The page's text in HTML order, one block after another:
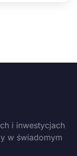
i inwestycjach
w świadomym